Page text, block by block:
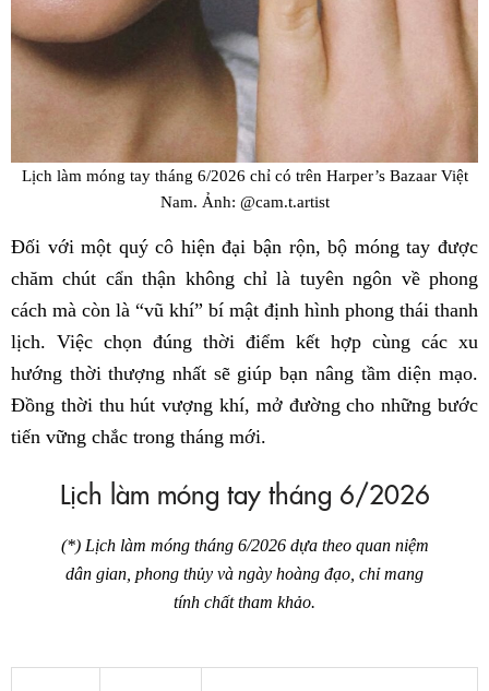
Lịch làm móng tay tháng 6/2026 chỉ có trên Harper’s Bazaar Việt
Nam. Ảnh: @cam.t.artist
Đối với một quý cô hiện đại bận rộn, bộ móng tay được
chăm chút cẩn thận không chỉ là tuyên ngôn về phong
cách mà còn là “vũ khí” bí mật định hình phong thái thanh
lịch. Việc chọn đúng thời điểm kết hợp cùng các xu
hướng thời thượng nhất sẽ giúp bạn nâng tầm diện mạo.
Đồng thời thu hút vượng khí, mở đường cho những bước
tiến vững chắc trong tháng mới.
Lịch làm móng tay tháng 6/2026
(*) Lịch làm móng tháng 6/2026 dựa theo quan niệm
dân gian, phong thủy và ngày hoàng đạo, chỉ mang
tính chất tham khảo.